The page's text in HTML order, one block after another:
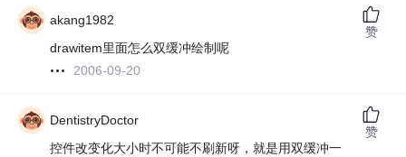
akang1982
drawitem里面怎么双缓冲绘制呢
2006-09-20
赞
DentistryDoctor
控件改变化大小时不可能不刷新呀，就是用双缓冲一
赞